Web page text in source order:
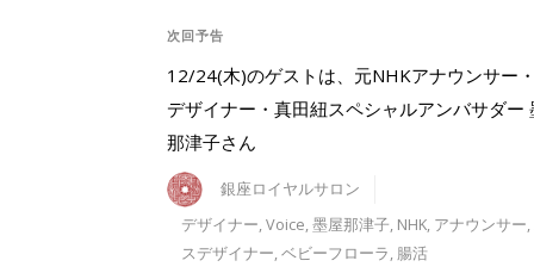
次回予告
12/24(木)のゲストは、元NHKアナウンサー
デザイナー・真田紐スペシャルアンバサダー
那津子さん
銀座ロイヤルサロン
デザイナー,Voice,墨屋那津子, NHK, アナウンサー,
スデザイナー,ベビーフローラ, 腸活